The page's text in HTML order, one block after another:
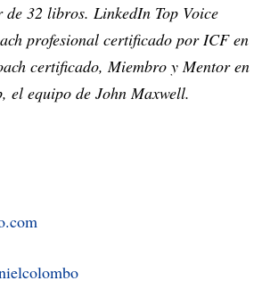
32 libros. LinkedIn Top Voice
profesional certificado por ICF en
certificado, Miembro y Mentor en
el equipo de John Maxwell.